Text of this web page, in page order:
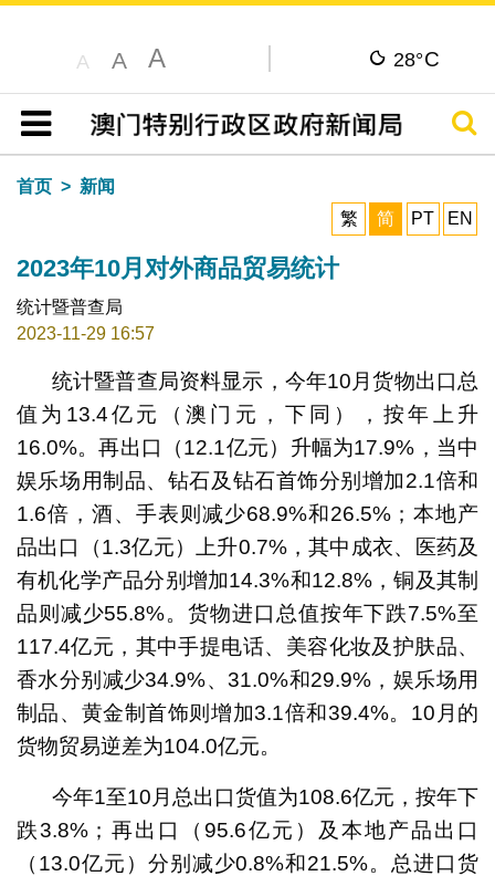
A A A 28°C
目录
搜寻
首页
新闻
繁
简 PT EN
2023年10月对外商品贸易统计
统计暨普查局
2023-11-29 16:57
统计暨普查局资料显示，今年10月货物出口总
值为13.4亿元（澳门元，下同），按年上升
16.0%。再出口（12.1亿元）升幅为17.9%，当中
娱乐场用制品、钻石及钻石首饰分别增加2.1倍和
1.6倍，酒、手表则减少68.9%和26.5%；本地产
品出口（1.3亿元）上升0.7%，其中成衣、医药及
有机化学产品分别增加14.3%和12.8%，铜及其制
品则减少55.8%。货物进口总值按年下跌7.5%至
117.4亿元，其中手提电话、美容化妆及护肤品、
香水分别减少34.9%、31.0%和29.9%，娱乐场用
制品、黄金制首饰则增加3.1倍和39.4%。10月的
货物贸易逆差为104.0亿元。
今年1至10月总出口货值为108.6亿元，按年下
跌3.8%；再出口（95.6亿元）及本地产品出口
（13.0亿元）分别减少0.8%和21.5%。总进口货